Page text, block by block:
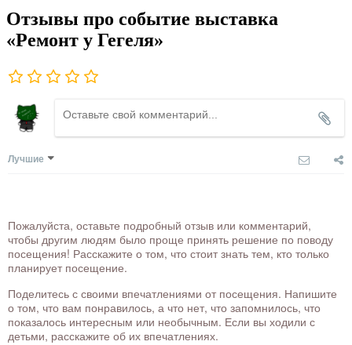
Отзывы про событие выставка
«Ремонт у Гегеля»
Лучшие
Пожалуйста, оставьте подробный отзыв или комментарий,
чтобы другим людям было проще принять решение по поводу
посещения! Расскажите о том, что стоит знать тем, кто только
планирует посещение.
Поделитесь с своими впечатлениями от посещения. Напишите
о том, что вам понравилось, а что нет, что запомнилось, что
показалось интересным или необычным. Если вы ходили с
детьми, расскажите об их впечатлениях.